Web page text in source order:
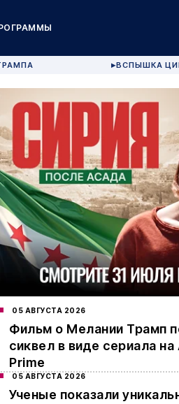
▶ВСПЫШКА
05 АВГУСТА 2026
Фильм о Мелании Трамп
сиквел в виде сериала на
Prime
05 АВГУСТА 2026
Ученые показали